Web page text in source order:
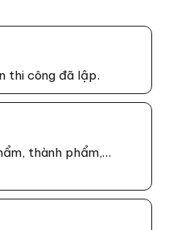
thi công đã lập.
thành phẩm,…